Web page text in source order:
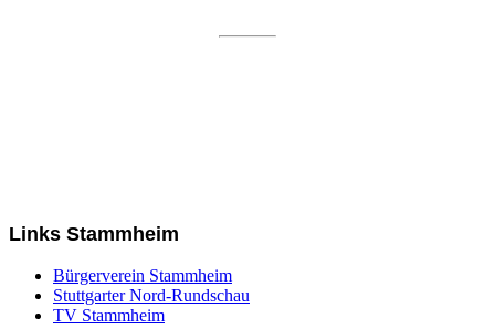
Links Stammheim
Bürgerverein Stammheim
Stuttgarter Nord-Rundschau
TV Stammheim